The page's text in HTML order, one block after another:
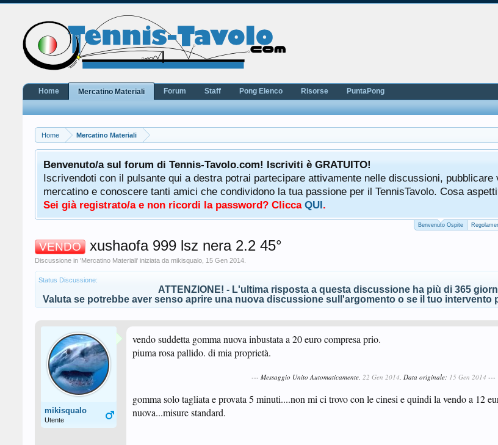
Home Mercatino Materiali
Benvenuto/a sul forum di Tennis-Tavolo.com! Iscriviti è GRATUITO!
Iscrivendoti con il pulsante qui a destra potrai partecipare attivamente nelle discussioni, pubblicare
mercatino e conoscere tanti amici che condividono la tua passione per il TennisTavolo. Cosa
Sei già registrato/a e non ricordi la password? Clicca QUI.
Benvenuto Ospite
VENDO xushaofa 999 lsz nera 2.2 45°
Discussione in 'Mercatino Materiali' iniziata da mikisqualo 15 Gen 2014
Status Discussione:
ATTENZIONE! - L'ultima risposta a questa discussione ha più di 365
Valuta se potrebbe aver senso aprire una nuova discussione sull'argomento o se il tuo intervento
mikisqualo
Utente
vendo suddetta gomma nuova inbustata a 20 euro compresa prio.
piuma rosa pallido. di mia proprietà.
--- Messaggio Unito Automaticamente, 22 Gen 2014, Data originale: 15 Gen 2014 ---
gomma solo tagliata e provata 5 minuti....non mi ci trovo con le cinesi e quindi la vendo a 12
nuova...misure standard.
Home Mercatino Materiali Forum Staff Pong Elenco Risorse PuntaPong